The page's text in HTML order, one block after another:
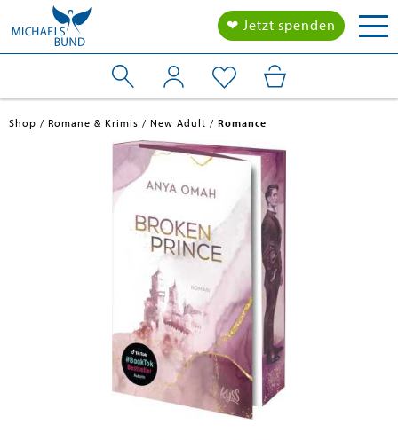
❤ Jetzt spenden
Shop Romane & Krimis New Adult Romance